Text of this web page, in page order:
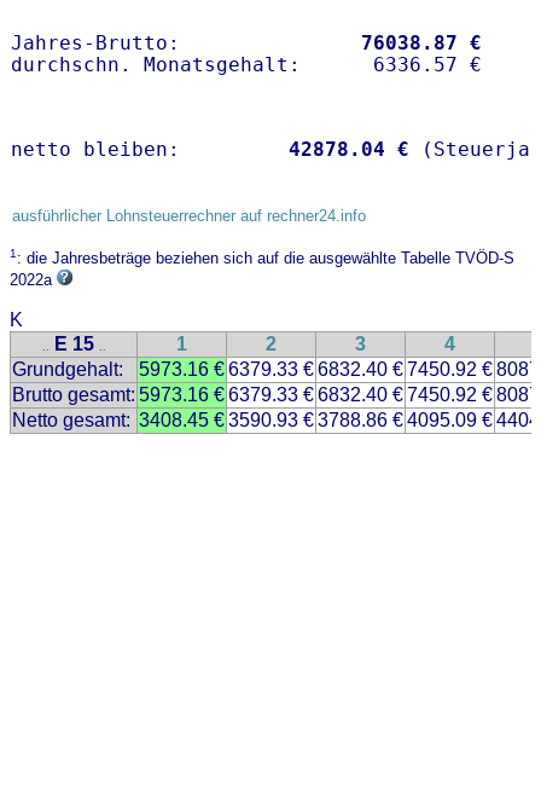
Jahres-Brutto: 76038.87 €
netto bleiben: 42878.04 €
ausführlicher Lohnsteuerrechner auf rechner24.info
1: die Jahresbeträge beziehen sich auf die ausgewählte Tabelle TVÖD-S
2022a
K
.. E 15 .. 1 2 3 4
Grundgehalt:
5973.16 €6379.33 €6832.40 €7450.92 €
Brutto gesamt: 5973.16 €6379.33 €6832.40 €7450.92 €
Netto gesamt: 3408.45 €3590.93 €3788.86 €4095.09 €